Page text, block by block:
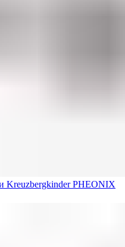
Kreuzbergkinder PHEONIX